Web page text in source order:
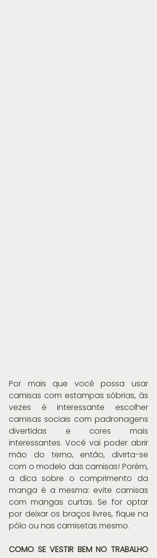
Por mais que você possa usar
camisas com estampas sóbrias, às
vezes é interessante escolher
camisas sociais com padronagens
divertidas e cores mais
interessantes. Você vai poder abrir
mão do terno, então, divirta-se
com o modelo das camisas! Porém,
a dica sobre o comprimento da
manga é a mesma: evite camisas
com mangas curtas. Se for optar
por deixar os braços livres, fique na
pólo ou nas camisetas mesmo.
COMO SE VESTIR BEM NO TRABALHO